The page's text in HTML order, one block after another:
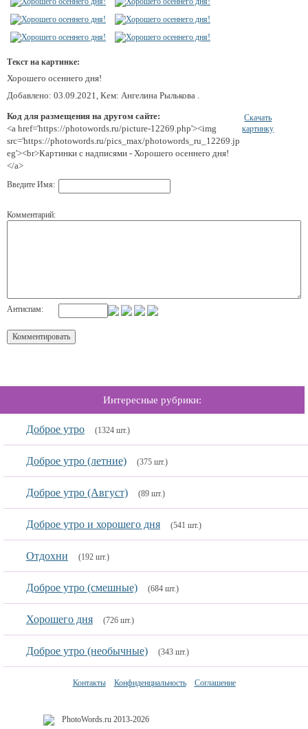
Текст на картинке:
Хорошего осеннего дня!
Добавлено: 03.09.2021, Кем: Ангелина Рылькова .
Код для размещения на другом сайте:
<a href='https://photowords.ru/picture-12269.php'><img
src='https://photowords.ru/pics_max/photowords_ru_12269.jp
eg'><br>Картинки с надписями - Хорошего осеннего дня!
</a>
Скачать
картинку
Введите Имя:
Комментарий:
Антиспам:
Интересные рубрики:
Доброе утро (1324 шт.)
Доброе утро (летние) (375 шт.)
Доброе утро (Август) (89 шт.)
Доброе утро и хорошего дня (541 шт.)
Отдохни (192 шт.)
Доброе утро (смешные) (684 шт.)
Хорошего дня (726 шт.)
Доброе утро (необычные) (343 шт.)
Контакты Конфиденциальность Соглашение
PhotoWords.ru 2013-2026